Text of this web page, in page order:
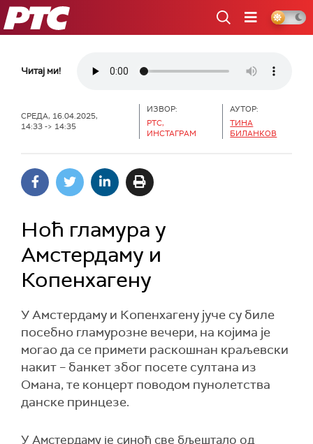
РТС
Читај ми!
СРЕДА, 16.04.2025,
14:33 -> 14:35
ИЗВОР:
РТС,
ИНСТАГРАМ
АУТОР:
ТИНА
БИЛАНКОВ
Ноћ гламура у
Амстердаму и
Копенхагену
У Амстердаму и Копенхагену јуче су биле
посебно гламурозне вечери, на којима је
могао да се примети раскошнан краљевски
накит – банкет због посете султана из
Омана, те концерт поводом пунолетства
данске принцезе.
У Амстердаму је синоћ све бљештало од